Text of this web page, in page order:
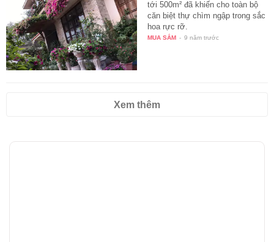
tới 500m² đã khiến cho toàn bộ
căn biệt thự chìm ngập trong sắc
hoa rực rỡ.
MUA SẮM - 9 năm trước
Xem thêm